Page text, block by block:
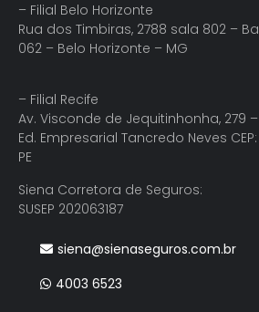
– Filial Belo Horizonte
Rua dos Timbiras, 2788 sala 802 –
062 – Belo Horizonte – MG
– Filial Recife
Av. Visconde de Jequitinhonha, 279 –
Ed. Empresarial Tancredo Neves CEP:
PE
Siena Corretora de Seguros:
SUSEP 202063187
siena@sienaseguros.com.br
4003 6523